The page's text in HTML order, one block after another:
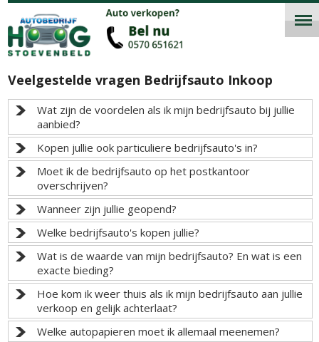
Veelgestelde vragen Bedrijfsauto Inkoop
Wat zijn de voordelen als ik mijn bedrijfsauto bij jullie
aanbied?
Kopen jullie ook particuliere bedrijfsauto's in?
Moet ik de bedrijfsauto op het postkantoor
overschrijven?
Wanneer zijn jullie geopend?
Welke bedrijfsauto's kopen jullie?
Wat is de waarde van mijn bedrijfsauto? En wat is een
exacte bieding?
Hoe kom ik weer thuis als ik mijn bedrijfsauto aan jullie
verkoop en gelijk achterlaat?
Welke autopapieren moet ik allemaal meenemen?